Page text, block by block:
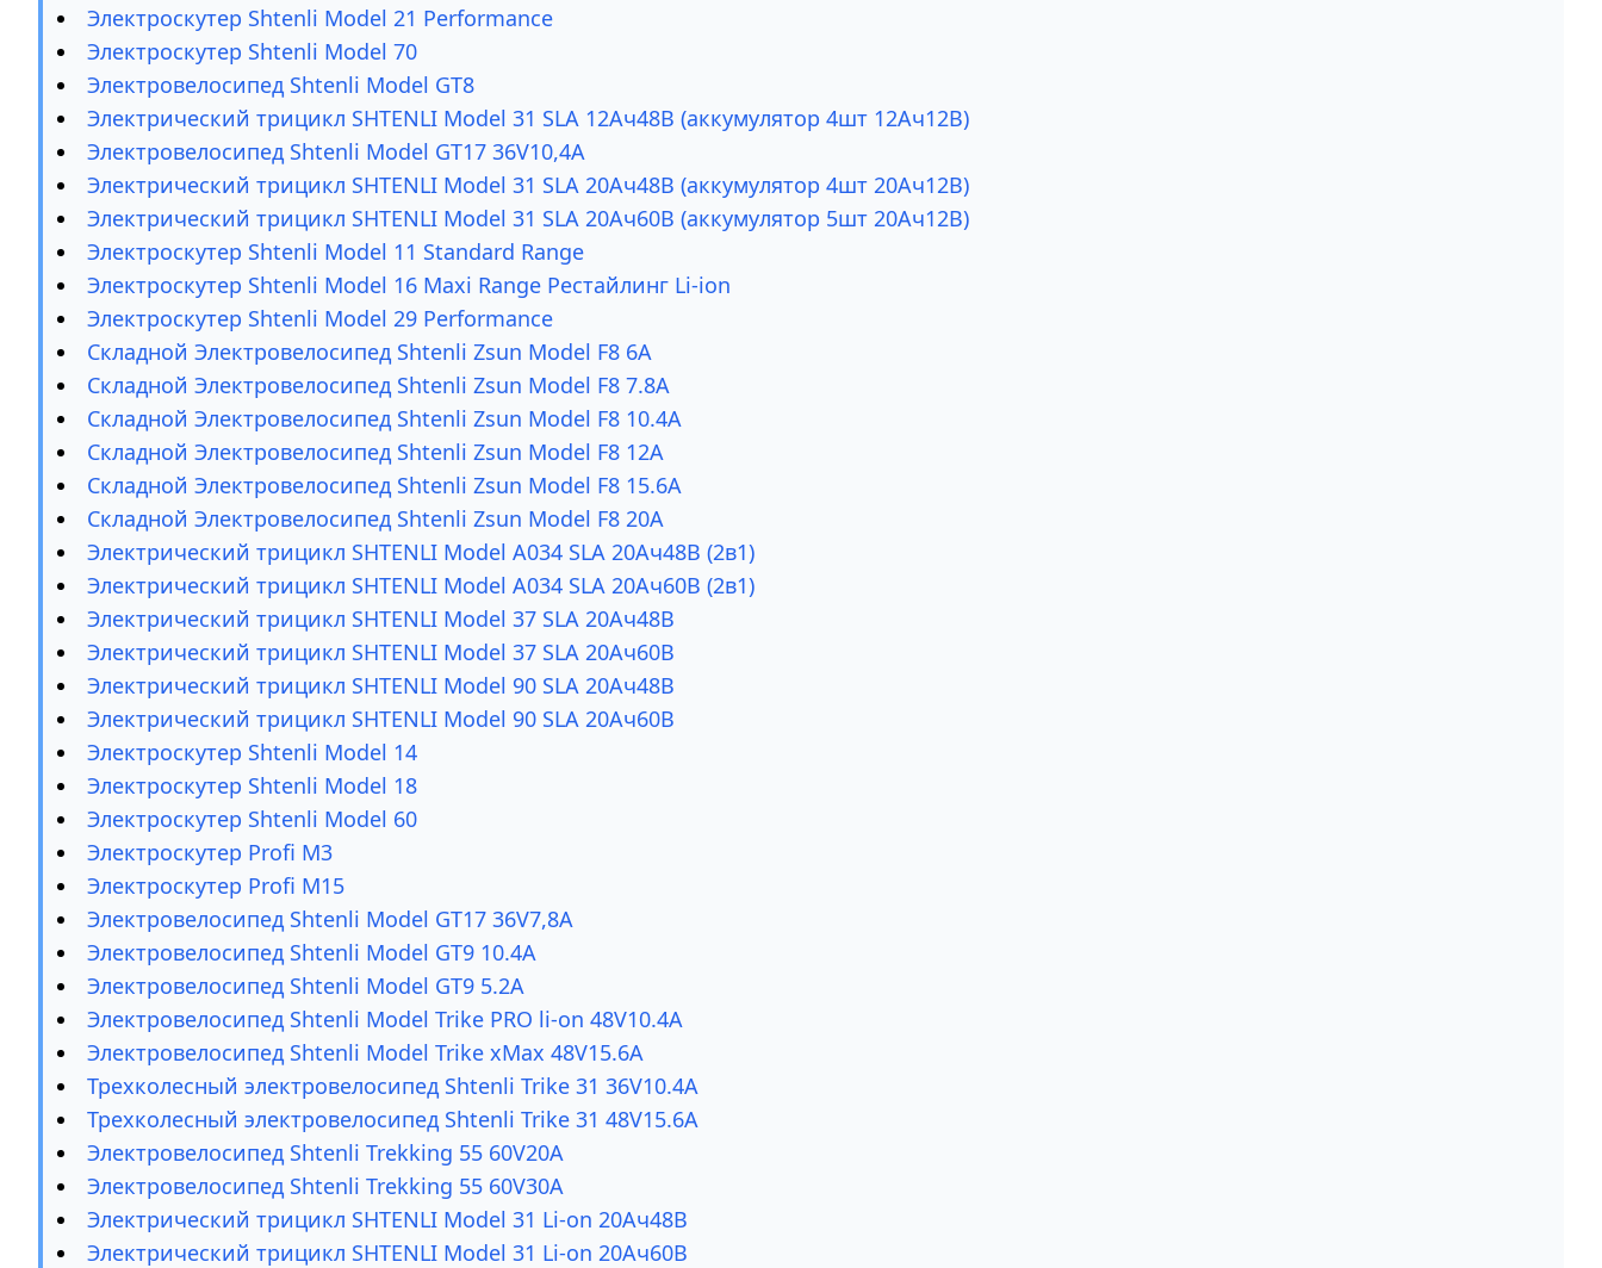
Электроскутер Shtenli Model 21 Performance
Электроскутер Shtenli Model 70
Электровелосипед Shtenli Model GT8
Электрический трицикл SHTENLI Model 31 SLA 12Ач48В (аккумулятор 4шт 12Ач12В)
Электровелосипед Shtenli Model GT17 36V10,4А
Электрический трицикл SHTENLI Model 31 SLA 20Ач48В (аккумулятор 4шт 20Ач12В)
Электрический трицикл SHTENLI Model 31 SLA 20Ач60В (аккумулятор 5шт 20Ач12В)
Электроскутер Shtenli Model 11 Standard Range
Электроскутер Shtenli Model 16 Maxi Range Рестайлинг Li-ion
Электроскутер Shtenli Model 29 Performance
Складной Электровелосипед Shtenli Zsun Model F8 6А
Складной Электровелосипед Shtenli Zsun Model F8 7.8A
Складной Электровелосипед Shtenli Zsun Model F8 10.4A
Складной Электровелосипед Shtenli Zsun Model F8 12А
Складной Электровелосипед Shtenli Zsun Model F8 15.6А
Складной Электровелосипед Shtenli Zsun Model F8 20А
Электрический трицикл SHTENLI Model А034 SLA 20Ач48В (2в1)
Электрический трицикл SHTENLI Model А034 SLA 20Ач60В (2в1)
Электрический трицикл SHTENLI Model 37 SLA 20Ач48В
Электрический трицикл SHTENLI Model 37 SLA 20Ач60В
Электрический трицикл SHTENLI Model 90 SLA 20Ач48В
Электрический трицикл SHTENLI Model 90 SLA 20Ач60В
Электроскутер Shtenli Model 14
Электроскутер Shtenli Model 18
Электроскутер Shtenli Model 60
Электроскутер Profi M3
Электроскутер Profi M15
Электровелосипед Shtenli Model GT17 36V7,8А
Электровелосипед Shtenli Model GT9 10.4А
Электровелосипед Shtenli Model GT9 5.2А
Электровелосипед Shtenli Model Trike PRO li-on 48V10.4A
Электровелосипед Shtenli Model Trike xMax 48V15.6A
Трехколесный электровелосипед Shtenli Trike 31 36V10.4A
Трехколесный электровелосипед Shtenli Trike 31 48V15.6A
Электровелосипед Shtenli Trekking 55 60V20A
Электровелосипед Shtenli Trekking 55 60V30A
Электрический трицикл SHTENLI Model 31 Li-on 20Ач48В
Электрический трицикл SHTENLI Model 31 Li-on 20Ач60В